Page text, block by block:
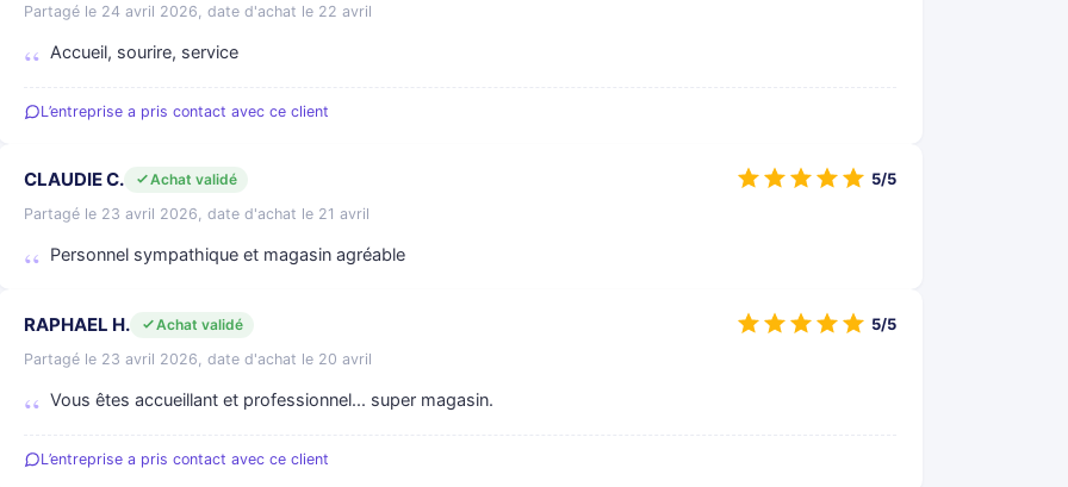
Partagé le 24 avril 2026, date d'achat le 22 avril
Accueil, sourire, service
L’entreprise a pris contact avec ce client
CLAUDIE C.
Achat validé
Partagé le 23 avril 2026, date d'achat le 21 avril
Personnel sympathique et magasin agréable
5/5
RAPHAEL H.
Achat validé
Partagé le 23 avril 2026, date d'achat le 20 avril
Vous êtes accueillant et professionnel... super magasin.
5/5
L’entreprise a pris contact avec ce client